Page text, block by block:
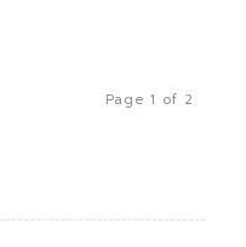
Page 1 of 2